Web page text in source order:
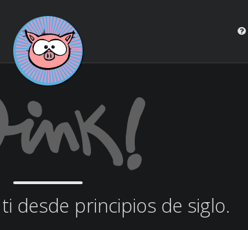
desde principios de siglo.